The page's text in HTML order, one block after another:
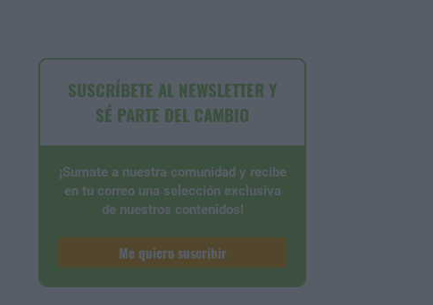
SUSCRÍBETE AL NEWSLETTER Y
SÉ PARTE DEL CAMBIO
¡Sumate a nuestra comunidad y recibe
en tu correo una selección exclusiva
de nuestros contenidos!
Me quiero suscribir